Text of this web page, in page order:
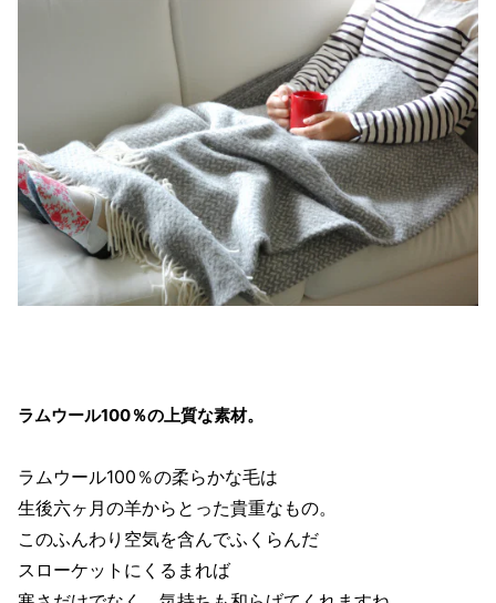
ラムウール100％の上質な素材。
ラムウール100％の柔らかな毛は
生後六ヶ月の羊からとった貴重なもの。
このふんわり空気を含んでふくらんだ
スローケットにくるまれば